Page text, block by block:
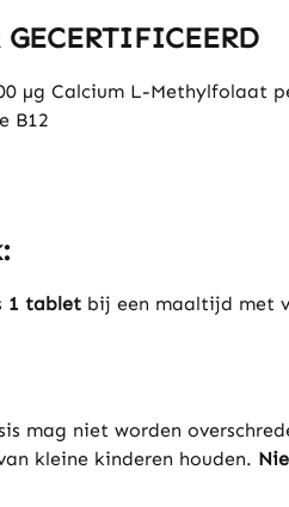
µg Calcium L-Methylfolaat
B12
1 tablet bij een maaltijd met
mag niet worden
kleine kinderen houden.